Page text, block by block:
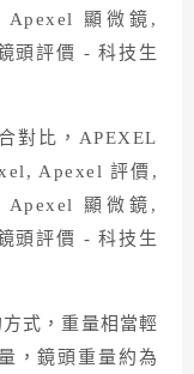
式，重量相當輕
，鏡頭重量約為